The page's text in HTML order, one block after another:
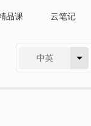
品课 云笔记
中英